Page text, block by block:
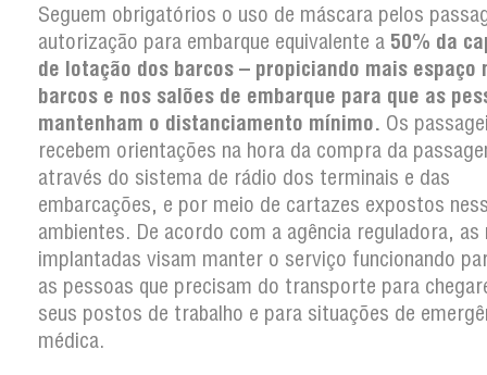
Seguem obrigatórios o uso de máscara pelos
autorização para embarque equivalente a 50% da
de lotação dos barcos – propiciando mais espaço
barcos e nos salões de embarque para que as
mantenham o distanciamento mínimo. Os
recebem orientações na hora da compra da
através do sistema de rádio dos terminais e das
embarcações, e por meio de cartazes expostos
ambientes. De acordo com a agência reguladora, as
implantadas visam manter o serviço funcionando
as pessoas que precisam do transporte para
seus postos de trabalho e para situações de
médica.